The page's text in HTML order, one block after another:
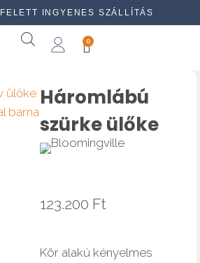
FELETT INGYENES SZÁLLÍTÁS
0
Háromlábú
szürke ülőke
123.200 Ft
Kör alakú kényelmes